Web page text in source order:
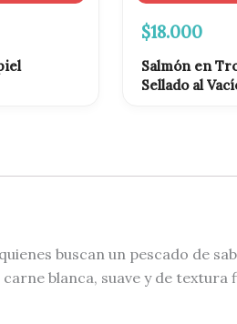
$18.000
Salmón en
Sellado al
buscan un pescado de
blanca, suave y de